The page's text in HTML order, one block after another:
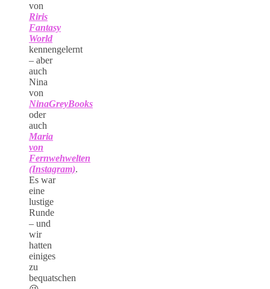
von
Riris
Fantasy
World
kennengelernt
– aber
auch
Nina
von
NinaGreyBooks
oder
auch
Maria
von
Fernwehwelten
(Instagram).
Es war
eine
lustige
Runde
– und
wir
hatten
einiges
zu
bequatschen